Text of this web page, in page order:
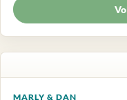
MARLY & DAN